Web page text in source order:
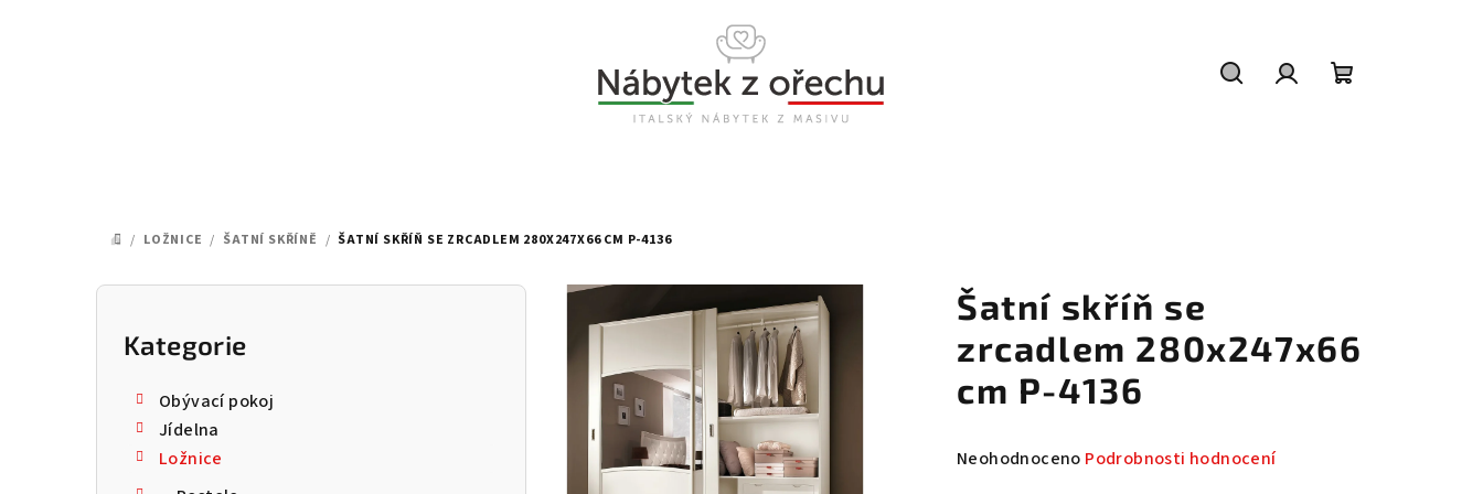
DOMŮ
/ LOŽNICE / ŠATNÍ SKŘÍNĚ / ŠATNÍ SKŘÍŇ SE ZRCADLEM 280X247X66 CM P-4136
P
Přeskočit
kategorie
Kategorie
Obývací pokoj
Jídelna
Ložnice
Šatní skříň se
zrcadlem 280x247x66
cm P-4136
Průměrné
Neohodnoceno Podrobnosti hodnocení